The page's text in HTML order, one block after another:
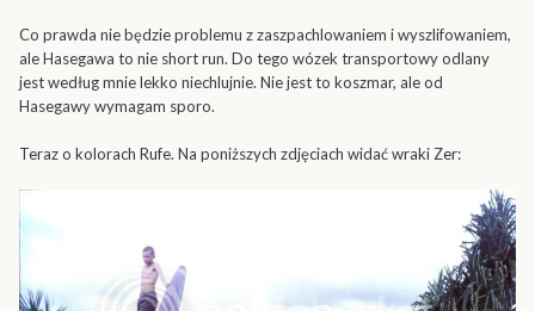
Co prawda nie będzie problemu z zaszpachlowaniem i wyszlifowaniem,
ale Hasegawa to nie short run. Do tego wózek transportowy odlany
jest według mnie lekko niechlujnie. Nie jest to koszmar, ale od
Hasegawy wymagam sporo.
Teraz o kolorach Rufe. Na poniższych zdjęciach widać wraki Zer: